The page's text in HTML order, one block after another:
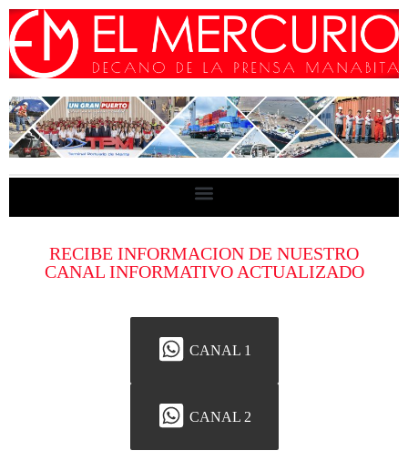
RECIBE INFORMACION DE NUESTRO
CANAL INFORMATIVO ACTUALIZADO
CANAL 1
CANAL 2